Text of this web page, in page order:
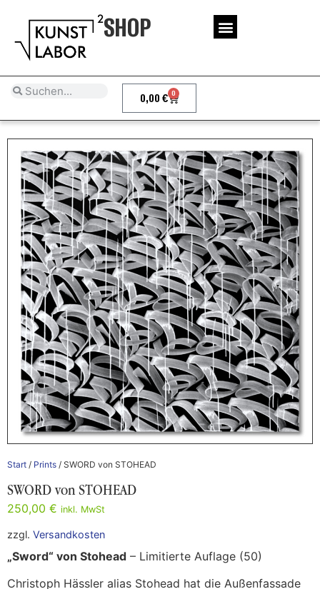
SHOP
0,00€ 0
Start / Prints / SWORD von STOHEAD
SWORD von STOHEAD
250,00 € inkl. MwSt
zzgl. Versandkosten
„Sword“ von Stohead – Limitierte Auflage (50)
Christoph Hässler alias Stohead hat die Außenfassade